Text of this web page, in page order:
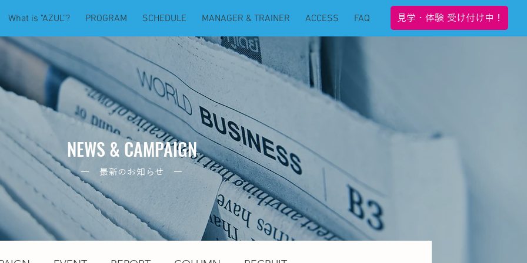
What is "AZUL"? PROGRAM SCHEDULE MANAGER & TRAINER ACCESS FAQ 見学・体験 受け付け中！
NEWS & CAMPAIGN
― 最新のお知らせ ―